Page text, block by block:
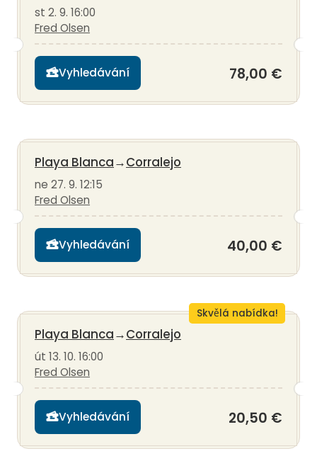
st 2. 9. 16:00
Fred Olsen
Vyhledávání 78,00 €
Playa Blanca→Corralejo
ne 27. 9. 12:15
Fred Olsen
Vyhledávání 40,00 €
Skvělá nabídka!
Playa Blanca→Corralejo
út 13. 10. 16:00
Fred Olsen
Vyhledávání 20,50 €